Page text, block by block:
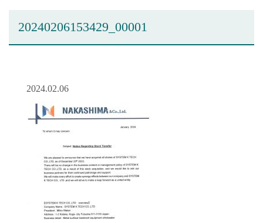
20240206153429_00001
2024.02.06